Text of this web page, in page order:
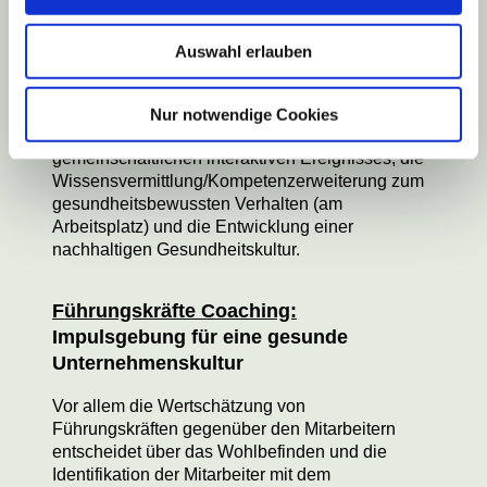
Auswahl erlauben
Nur notwendige Cookies
Der große Bruder der aktiven Mini Pause findet in
einem Besprechungsraum oder einem
die Mobilisation und Kräftigung der Muskulatur,
die Förderung der Kommunikation und
Gruppendynamik, die Generierung eines
gemeinschaftlichen interaktiven Ereignisses, die
Wissensvermittlung/Kompetenzerweiterung zum
gesundheitsbewussten Verhalten (am
Arbeitsplatz) und die Entwicklung einer
nachhaltigen Gesundheitskultur.
Führungskräfte Coaching:
Impulsgebung für eine gesunde
Unternehmenskultur
Vor allem die Wertschätzung von
Führungskräften gegenüber den Mitarbeitern
entscheidet über das Wohlbefinden und die
Identifikation der Mitarbeiter mit dem